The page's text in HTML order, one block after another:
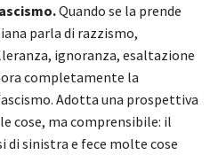
Quando se la prende
parla di razzismo,
ignoranza, esaltazione
completamente la
Adotta una prospettiva
cose, ma comprensibile: il
di sinistra e fece molte cose